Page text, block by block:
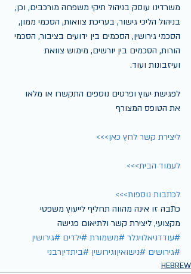
משרדינו עוסק בניהול תיקי משפחה מורכבים, וכן,
בניהול הליכי גישור, בעריכת צוואות, הסכמי ממון,
הסכמי גירושין, הסכמים בין ידועים בציבור, הסכמי
הורות, הסכמים בין יורשים, מימוש צוואת
ועיזבונות ועוד.
לפגישת יעוץ ופרטים נוספים התקשרו או מלאו
את הטופס המצורף
ליצירת קשר לחץ כאן>>>
לעמוד הבית>>>
לכתבות נוספות>>>
כתבה זו אינה מהווה תחליף לייעוץ משפטי
מקצועי, ליצירת קשר ולתיאום פגישה
#עודדניאלויגלר #משמורת #ילדים #גירושין
#גירושים #נישואיןוגירושין #ביתדיןרבני
HEBREW